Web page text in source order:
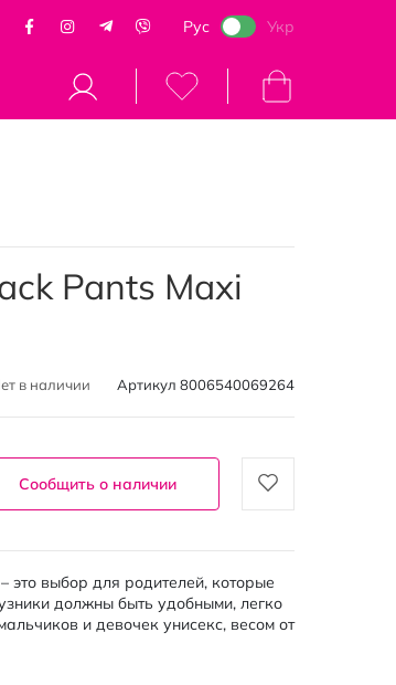
Рус Укр
Моя корзина
Pants Maxi
в наличии Артикул 8006540069264
Сообщить о наличии
это выбор для родителей, которые
должны быть удобными, легко
и девочек унисекс, весом от